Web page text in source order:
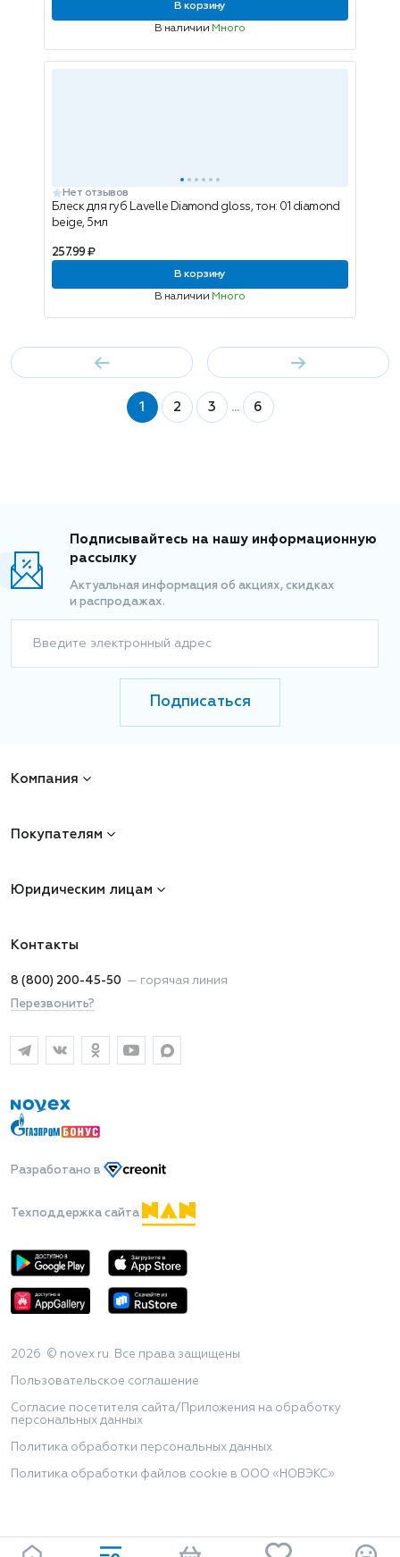
В корзину
В наличии Много
Нет отзывов
Блеск для губ Lavelle Diamond gloss, тон: 01 diamond
beige, 5мл
257.99 ₽
В корзину
В наличии Много
1 2 3 ... 6
Подписывайтесь на нашу информационную
рассылку
Актуальная информация об акциях, скидках
и распродажах.
Введите электронный адрес
Подписаться
Компания
Покупателям
Юридическим лицам
Контакты
8 (800) 200-45-50 — горячая линия
Перезвонить?
Разработано в
Техподдержка сайта
2026 © novex.ru. Все права защищены
Пользовательское соглашение
Согласие посетителя сайта/Приложения на обработку
персональных данных
Политика обработки персональных данных
Политика обработки файлов cookie в ООО «НОВЭКС»